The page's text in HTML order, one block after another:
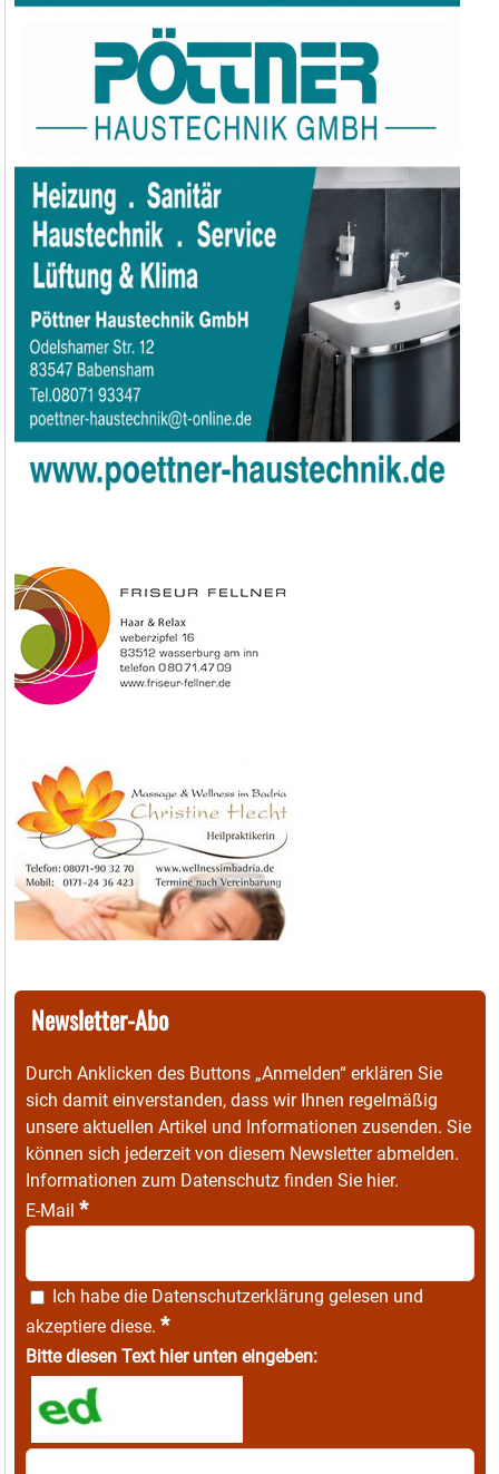
Newsletter-Abo
Durch Anklicken des Buttons „Anmelden“ erklären Sie
sich damit einverstanden, dass wir Ihnen regelmäßig
unsere aktuellen Artikel und Informationen zusenden. Sie
können sich jederzeit von diesem Newsletter abmelden.
Informationen zum Datenschutz finden Sie hier.
E-Mail *
Ich habe die Datenschutzerklärung gelesen und
akzeptiere diese. *
Bitte diesen Text hier unten eingeben: